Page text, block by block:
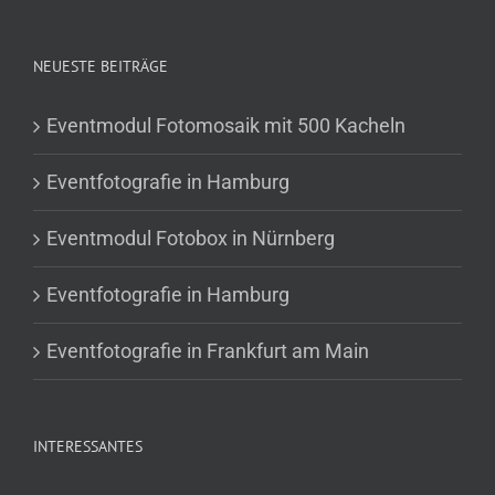
NEUESTE BEITRÄGE
Eventmodul Fotomosaik mit 500 Kacheln
Eventfotografie in Hamburg
Eventmodul Fotobox in Nürnberg
Eventfotografie in Hamburg
Eventfotografie in Frankfurt am Main
INTERESSANTES